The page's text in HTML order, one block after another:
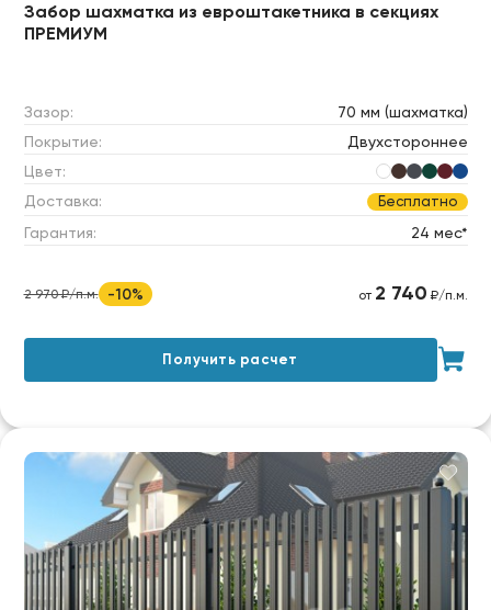
Забор шахматка из евроштакетника в секциях
ПРЕМИУМ
Зазор:
70 мм (шахматка)
Покрытие:
Двухстороннее
Цвет:
Доставка:
Бесплатно
Гарантия: 24 мес*
2 970 ₽/п.м. -10% от 2 740 ₽/п.м.
Получить расчет